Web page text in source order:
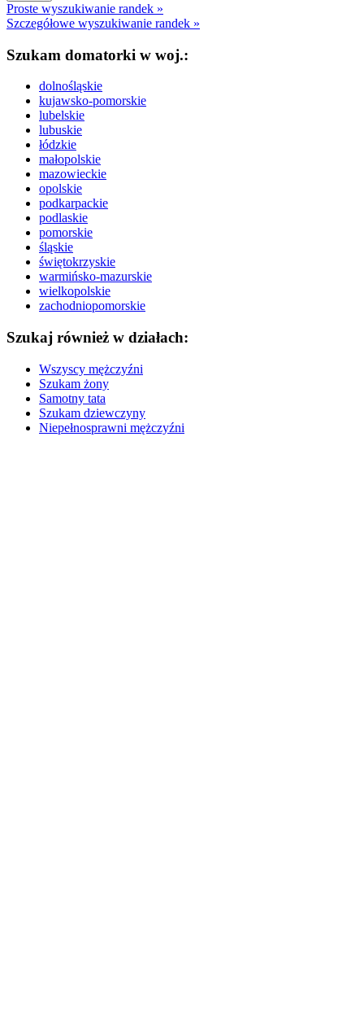
Proste wyszukiwanie randek »
Szczegółowe wyszukiwanie randek »
Szukam domatorki w woj.:
dolnośląskie
kujawsko-pomorskie
lubelskie
lubuskie
łódzkie
małopolskie
mazowieckie
opolskie
podkarpackie
podlaskie
pomorskie
śląskie
świętokrzyskie
warmińsko-mazurskie
wielkopolskie
zachodniopomorskie
Szukaj również w działach:
Wszyscy mężczyźni
Szukam żony
Samotny tata
Szukam dziewczyny
Niepełnosprawni mężczyźni